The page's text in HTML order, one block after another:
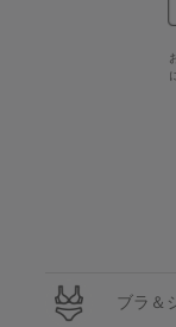
ブラ＆